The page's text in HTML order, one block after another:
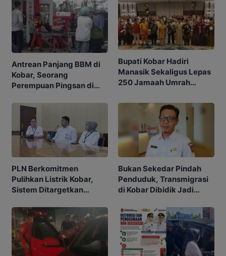
Antrean Panjang BBM di
Kobar, Seorang
Perempuan Pingsan di
Bupati Kobar Hadiri
Manasik Sekaligus Lepas
250 Jamaah Umrah
PLN Berkomitmen
Pulihkan Listrik Kobar,
Sistem Ditargetkan
Bukan Sekedar Pindah
Penduduk, Transmigrasi
di Kobar Dibidik Jadi